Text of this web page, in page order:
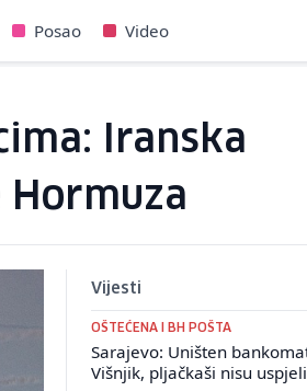
Posao Video
Iranska
Vijesti
OŠTEĆENA I BH POŠTA
Sarajevo: Uništen
Višnjik, pljačkaši nisu